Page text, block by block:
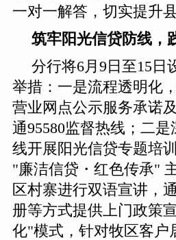
一对一解答，切实提升
筑牢阳光信贷防线，
分行将6月9日至15日
举措：一是流程透明化
营业网点公示服务承诺
通95580监督热线；二
线开展阳光信贷专题培
"廉洁信贷・红色传承"
区村寨进行双语宣讲，
册等方式提供上门政策
化"模式，针对牧区客户